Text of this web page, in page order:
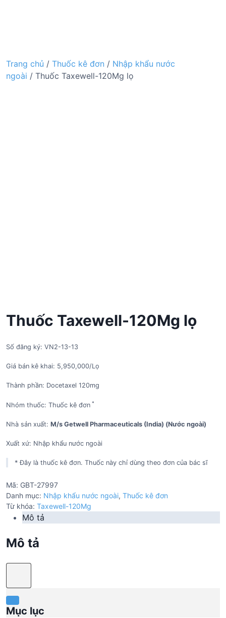
Trang chủ / Thuốc kê đơn / Nhập khẩu nước
ngoài / Thuốc Taxewell-120Mg lọ
Thuốc Taxewell-120Mg lọ
Số đăng ký: VN2-13-13
Giá bán kê khai: 5,950,000/Lọ
Thành phần: Docetaxel 120mg
Nhóm thuốc: Thuốc kê đơn *
Nhà sản xuất: M/s Getwell Pharmaceuticals (India) (Nước ngoài)
Xuất xứ: Nhập khẩu nước ngoài
* Đây là thuốc kê đơn. Thuốc này chỉ dùng theo đơn của bác sĩ
Mã: GBT-27997
Danh mục: Nhập khẩu nước ngoài, Thuốc kê đơn
Từ khóa: Taxewell-120Mg
Mô tả
Mô tả
Mục lục